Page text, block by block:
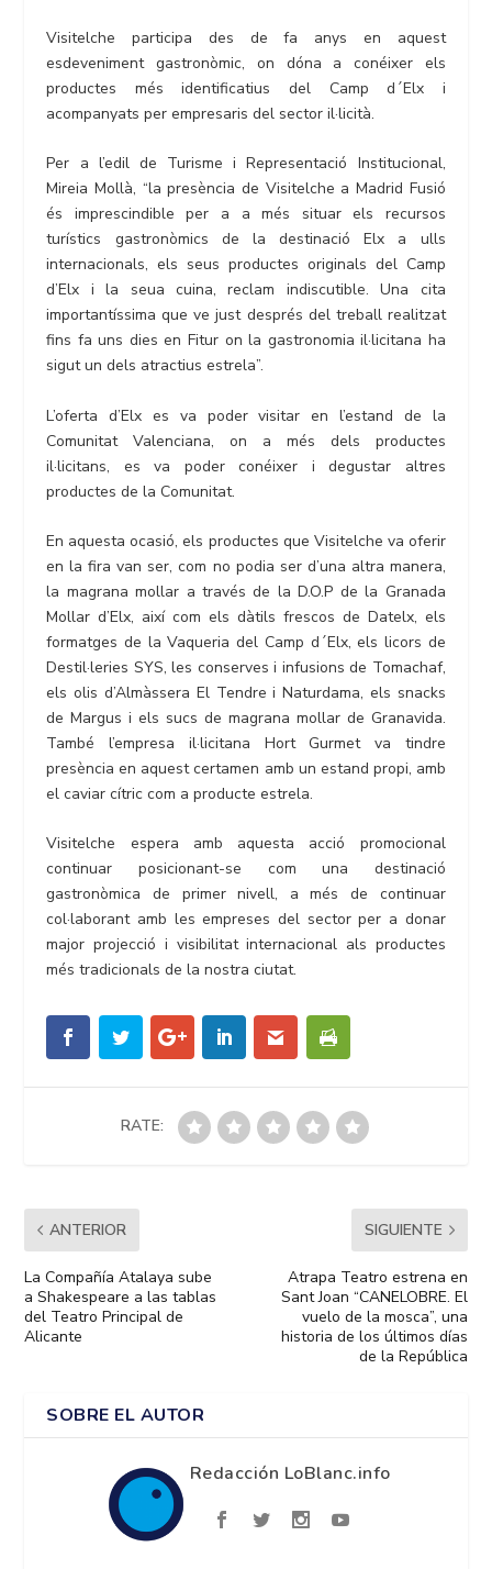
Visitelche participa des de fa anys en aquest
esdeveniment gastronòmic, on dóna a conéixer els
productes més identificatius del Camp d´Elx i
acompanyats per empresaris del sector il·licità.
Per a l’edil de Turisme i Representació Institucional,
Mireia Mollà, “la presència de Visitelche a Madrid Fusió
és imprescindible per a a més situar els recursos
turístics gastronòmics de la destinació Elx a ulls
internacionals, els seus productes originals del Camp
d’Elx i la seua cuina, reclam indiscutible. Una cita
importantíssima que ve just després del treball realitzat
fins fa uns dies en Fitur on la gastronomia il·licitana ha
sigut un dels atractius estrela”.
L’oferta d’Elx es va poder visitar en l’estand de la
Comunitat Valenciana, on a més dels productes
il·licitans, es va poder conéixer i degustar altres
productes de la Comunitat.
En aquesta ocasió, els productes que Visitelche va oferir
en la fira van ser, com no podia ser d’una altra manera,
la magrana mollar a través de la D.O.P de la Granada
Mollar d’Elx, així com els dàtils frescos de Datelx, els
formatges de la Vaqueria del Camp d´Elx, els licors de
Destil·leries SYS, les conserves i infusions de Tomachaf,
els olis d’Almàssera El Tendre i Naturdama, els snacks
de Margus i els sucs de magrana mollar de Granavida.
També l’empresa il·licitana Hort Gurmet va tindre
presència en aquest certamen amb un estand propi, amb
el caviar cítric com a producte estrela.
Visitelche espera amb aquesta acció promocional
continuar posicionant-se com una destinació
gastronòmica de primer nivell, a més de continuar
col·laborant amb les empreses del sector per a donar
major projecció i visibilitat internacional als productes
més tradicionals de la nostra ciutat.
RATE:
ANTERIOR
La Compañía Atalaya sube
a Shakespeare a las tablas
del Teatro Principal de
Alicante
SIGUIENTE
Atrapa Teatro estrena en
Sant Joan “CANELOBRE. El
vuelo de la mosca”, una
historia de los últimos días
de la República
SOBRE EL AUTOR
Redacción LoBlanc.info